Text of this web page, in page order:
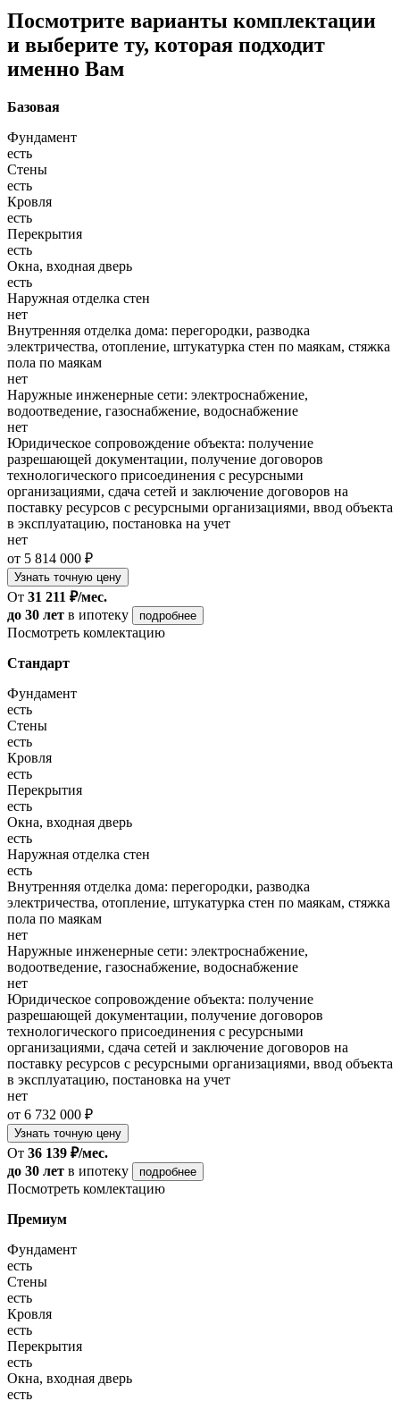
Посмотрите варианты комплектации
и выберите ту, которая подходит
именно Вам
Базовая
Фундамент
есть
Стены
есть
Кровля
есть
Перекрытия
есть
Окна, входная дверь
есть
Наружная отделка стен
нет
Внутренняя отделка дома: перегородки, разводка
электричества, отопление, штукатурка стен по маякам, стяжка
пола по маякам
нет
Наружные инженерные сети: электроснабжение,
водоотведение, газоснабжение, водоснабжение
нет
Юридическое сопровождение объекта: получение
разрешающей документации, получение договоров
технологического присоединения с ресурсными
организациями, сдача сетей и заключение договоров на
поставку ресурсов с ресурсными организациями, ввод объекта
в эксплуатацию, постановка на учет
нет
от 5 814 000 ₽
Узнать точную цену
От 31 211 ₽/мес.
до 30 лет в ипотеку подробнее
Посмотреть комлектацию
Стандарт
Фундамент
есть
Стены
есть
Кровля
есть
Перекрытия
есть
Окна, входная дверь
есть
Наружная отделка стен
есть
Внутренняя отделка дома: перегородки, разводка
электричества, отопление, штукатурка стен по маякам, стяжка
пола по маякам
нет
Наружные инженерные сети: электроснабжение,
водоотведение, газоснабжение, водоснабжение
нет
Юридическое сопровождение объекта: получение
разрешающей документации, получение договоров
технологического присоединения с ресурсными
организациями, сдача сетей и заключение договоров на
поставку ресурсов с ресурсными организациями, ввод объекта
в эксплуатацию, постановка на учет
нет
от 6 732 000 ₽
Узнать точную цену
От 36 139 ₽/мес.
до 30 лет в ипотеку подробнее
Посмотреть комлектацию
Премиум
Фундамент
есть
Стены
есть
Кровля
есть
Перекрытия
есть
Окна, входная дверь
есть